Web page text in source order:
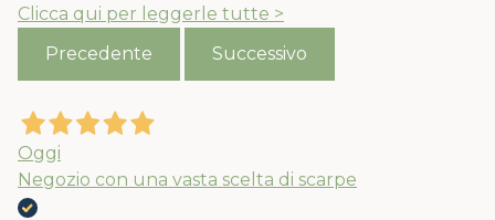
Clicca qui per leggerle tutte >
Precedente
Successivo
Oggi
Negozio con una vasta scelta di scarpe